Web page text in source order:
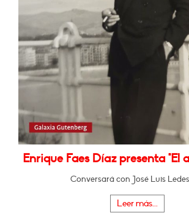
Enrique Faes Díaz presenta "El
Conversará con José Luis
Leer más...